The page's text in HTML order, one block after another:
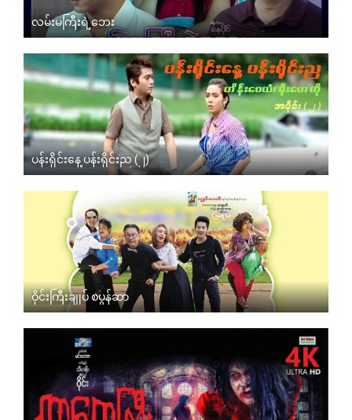
လမ်းမကြီးရဲ့ဘေး
ပန်းရိုင်းနေ့ ပန်းရိုင်းည (၂)
ဝိုင်းကြီးချုပ် စပွန်ဆာ